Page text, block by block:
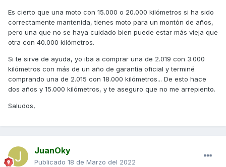
cv y no se si merece la pena
que tienen menos kms? y, en caso afirmativo, ¿mejor la E3 o
E4?
Muchas gracias
Un saludo
Es cierto que una moto con 15.000 o 20.000 kilómetros si ha sido
correctamente mantenida, tienes moto para un montón de años,
pero una que no se haya cuidado bien puede estar más vieja que
otra con 40.000 kilómetros.
Si te sirve de ayuda, yo iba a comprar una de 2.019 con 3.000
kilómetros con más de un año de garantía oficial y terminé
comprando una de 2.015 con 18.000 kilómetros... De esto hace
dos años y 15.000 kilómetros, y te aseguro que no me arrepiento.
Saludos,
JuanOky
Publicado 18 de Marzo del 2022